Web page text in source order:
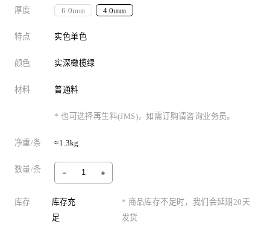
厚度 6.0mm 4.0mm
特点 实色单色
颜色 实深橄榄绿
材料 普通料
* 也可选择再生料(JMS)，如需订购请咨询业务员。
净重/条 ≈1.3kg
数量/条
库存
库存充
足
* 商品库存不足时，我们会延期20天
发货